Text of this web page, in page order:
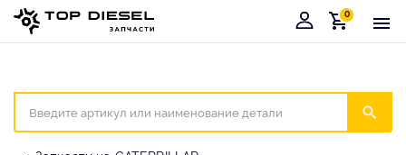
Корзина
0